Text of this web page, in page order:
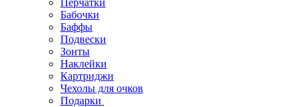
Бабочки
Баффы
Подвески
Зонты
Наклейки
Картриджи
Чехолы для очков
Подарки